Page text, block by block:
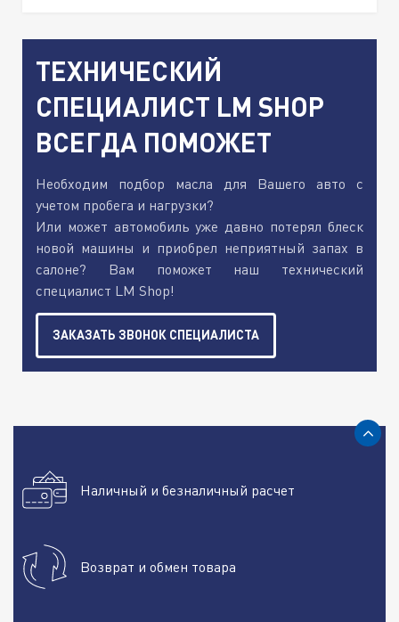
ТЕХНИЧЕСКИЙ
СПЕЦИАЛИСТ LM SHOP
ВСЕГДА ПОМОЖЕТ
Необходим подбор масла для Вашего авто с
учетом пробега и нагрузки?
Или может автомобиль уже давно потерял блеск
новой машины и приобрел неприятный запах в
салоне? Вам поможет наш технический
специалист LM Shop!
ЗАКАЗАТЬ ЗВОНОК СПЕЦИАЛИСТА
Наличный и безналичный расчет
Возврат и обмен товара